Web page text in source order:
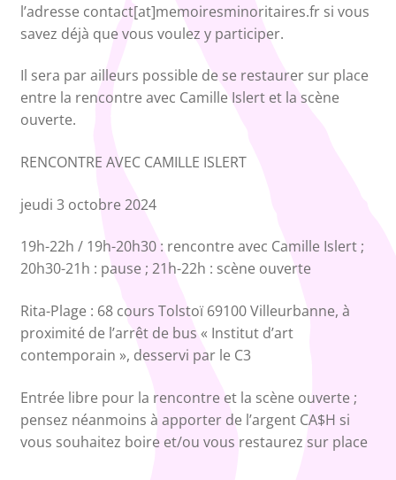
l’adresse contact[at]memoiresminoritaires.fr si vous
savez déjà que vous voulez y participer.
Il sera par ailleurs possible de se restaurer sur place
entre la rencontre avec Camille Islert et la scène
ouverte.
RENCONTRE AVEC CAMILLE ISLERT
jeudi 3 octobre 2024
19h-22h / 19h-20h30 : rencontre avec Camille Islert ;
20h30-21h : pause ; 21h-22h : scène ouverte
Rita-Plage : 68 cours Tolstoï 69100 Villeurbanne, à
proximité de l’arrêt de bus « Institut d’art
contemporain », desservi par le C3
Entrée libre pour la rencontre et la scène ouverte ;
pensez néanmoins à apporter de l’argent CA$H si
vous souhaitez boire et/ou vous restaurez sur place